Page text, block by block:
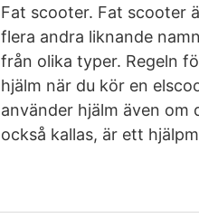
Fat scooter. Fat scooter
flera andra liknande
från olika typer. Regeln
hjälm när du kör en
använder hjälm även om
också kallas, är ett